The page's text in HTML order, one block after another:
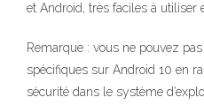
et Android, très faciles à utiliser
Remarque : vous ne pouvez
spécifiques sur Android 10 en
sécurité dans le système